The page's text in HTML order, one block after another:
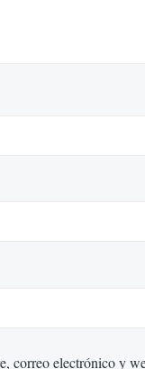
correo electrónico y